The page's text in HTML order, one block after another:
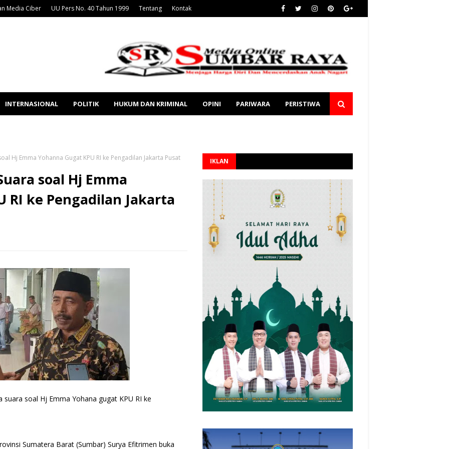
Media Ciber UU Pers No. 40 Tahun 1999 Tentang Kontak
INTERNASIONAL POLITIK HUKUM DAN KRIMINAL OPINI PARIWARA PERISTIWA
Hj Emma Yohanna Gugat KPU RI ke Pengadilan Jakarta Pusat
soal Hj Emma
RI ke Pengadilan Jakarta
soal Hj Emma Yohana gugat KPU RI ke
Sumatera Barat (Sumbar) Surya Efitrimen buka
IKLAN